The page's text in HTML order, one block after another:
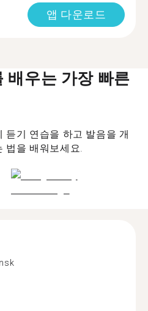
앱 다운로드
배우는 가장 빠른
듣기 연습을 하고 발음을 개
법을 배워보세요.